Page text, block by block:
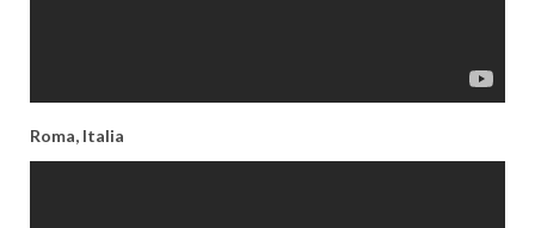
Roma, Italia